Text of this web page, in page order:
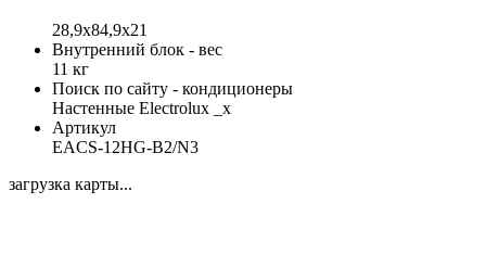
28,9x84,9x21
Внутренний блок - вес
11 кг
Поиск по сайту - кондиционеры
Настенные Electrolux _x
Артикул
EACS-12HG-B2/N3
загрузка карты...